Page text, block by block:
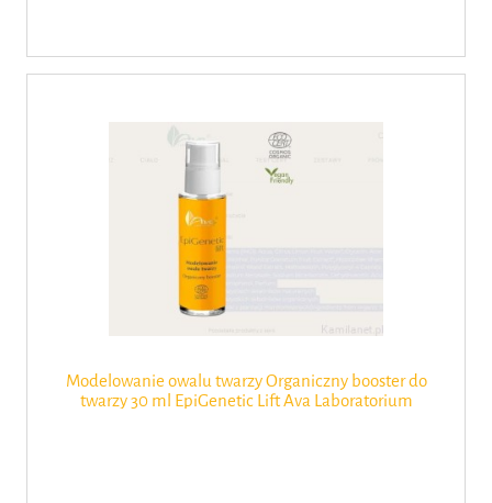
Modelowanie owalu twarzy Organiczny booster do
twarzy 30 ml EpiGenetic Lift Ava Laboratorium